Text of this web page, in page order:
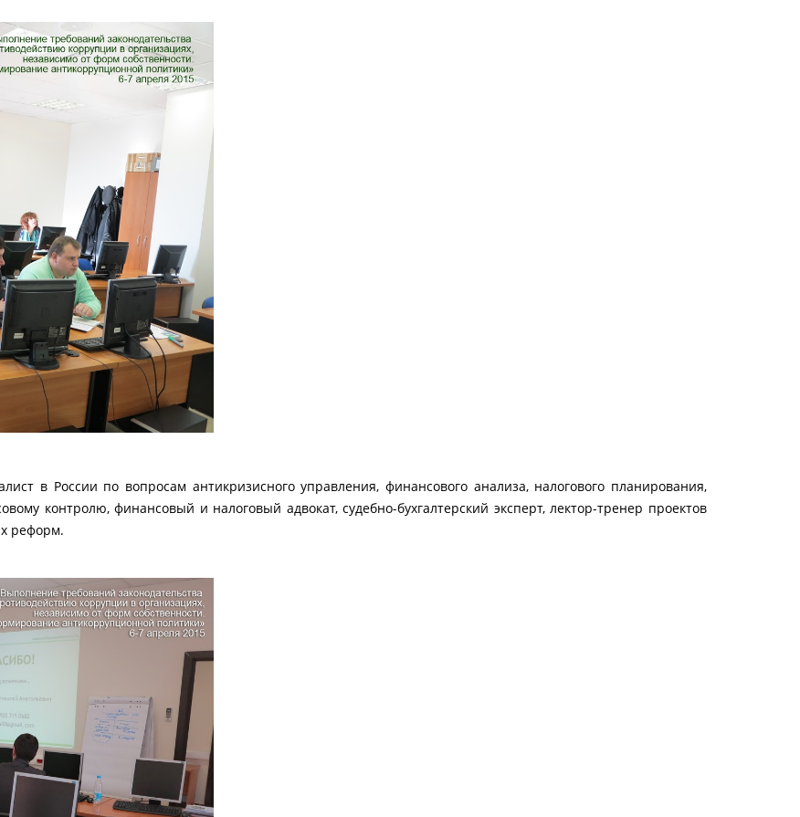
в России по вопросам антикризисного управления, финансового анализа, налогового планирования,
контролю, финансовый и налоговый адвокат, судебно-бухгалтерский эксперт, лектор-тренер проектов
реформ.